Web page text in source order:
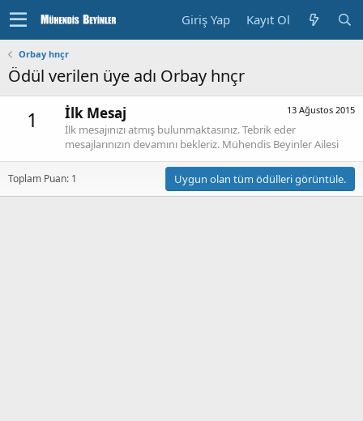
Giriş Yap Kayıt Ol
Orbay hnçr
Ödül verilen üye adı Orbay hnçr
1 13 Ağustos 2015
İlk Mesaj
İlk mesajınızı atmış bulunmaktasınız. Tebrik eder
mesajlarınızın devamını bekleriz. Mühendis Beyinler Ailesi
Toplam Puan: 1 Uygun olan tüm ödülleri görüntüle.